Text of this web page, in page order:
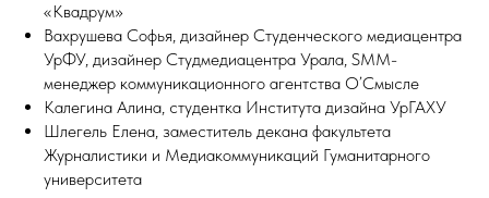
«Квадрум»
Вахрушева Софья, дизайнер Студенческого медиацентра
УрФУ, дизайнер Студмедиацентра Урала, SMM-
менеджер коммуникационного агентства О’Смысле
Калегина Алина, студентка Института дизайна УрГАХУ
Шлегель Елена, заместитель декана факультета
Журналистики и Медиакоммуникаций Гуманитарного
университета